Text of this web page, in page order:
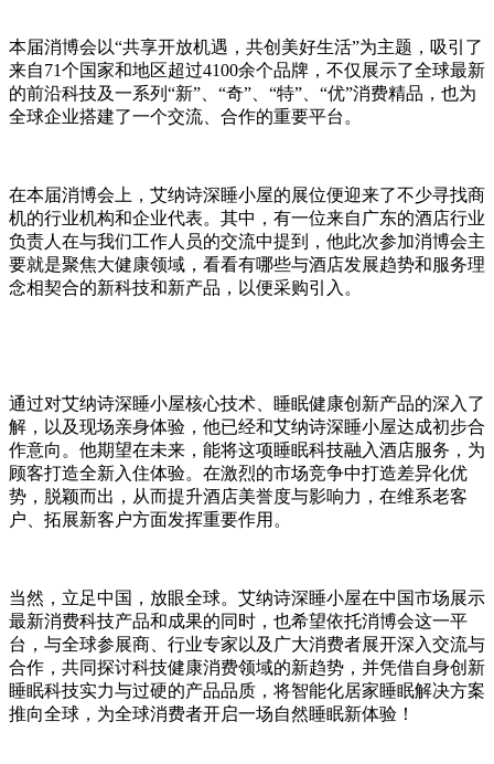
本届消博会以“共享开放机遇，共创美好生活”为主题，吸引了
来自71个国家和地区超过4100余个品牌，不仅展示了全球最新
的前沿科技及一系列“新”、“奇”、“特”、“优”消费精品，也为
全球企业搭建了一个交流、合作的重要平台。
在本届消博会上，艾纳诗深睡小屋的展位便迎来了不少寻找商
机的行业机构和企业代表。其中，有一位来自广东的酒店行业
负责人在与我们工作人员的交流中提到，他此次参加消博会主
要就是聚焦大健康领域，看看有哪些与酒店发展趋势和服务理
念相契合的新科技和新产品，以便采购引入。
通过对艾纳诗深睡小屋核心技术、睡眠健康创新产品的深入了
解，以及现场亲身体验，他已经和艾纳诗深睡小屋达成初步合
作意向。他期望在未来，能将这项睡眠科技融入酒店服务，为
顾客打造全新入住体验。在激烈的市场竞争中打造差异化优
势，脱颖而出，从而提升酒店美誉度与影响力，在维系老客
户、拓展新客户方面发挥重要作用。
当然，立足中国，放眼全球。艾纳诗深睡小屋在中国市场展示
最新消费科技产品和成果的同时，也希望依托消博会这一平
台，与全球参展商、行业专家以及广大消费者展开深入交流与
合作，共同探讨科技健康消费领域的新趋势，并凭借自身创新
睡眠科技实力与过硬的产品品质，将智能化居家睡眠解决方案
推向全球，为全球消费者开启一场自然睡眠新体验！